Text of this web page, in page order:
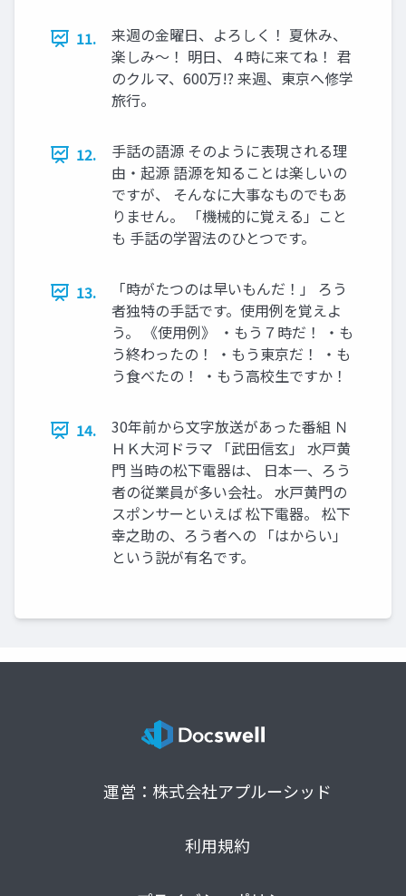
11.
来週の金曜日、よろしく！ 夏休み、
楽しみ～！ 明日、４時に来てね！ 君
のクルマ、600万!? 来週、東京へ修学
旅行。
12.
手話の語源 そのように表現される理
由・起源 語源を知ることは楽しいの
ですが、 そんなに大事なものでもあ
りません。 「機械的に覚える」こと
も 手話の学習法のひとつです。
13.
「時がたつのは早いもんだ！」 ろう
者独特の手話です。使用例を覚えよ
う。 《使用例》 ・もう７時だ！ ・も
う終わったの！ ・もう東京だ！ ・も
う食べたの！ ・もう高校生ですか！
14.
30年前から文字放送があった番組 Ｎ
ＨＫ大河ドラマ 「武田信玄」 水戸黄
門 当時の松下電器は、 日本一、ろう
者の従業員が多い会社。 水戸黄門の
スポンサーといえば 松下電器。 松下
幸之助の、ろう者への 「はからい」
という説が有名です。
運営：株式会社アプルーシッド
利用規約